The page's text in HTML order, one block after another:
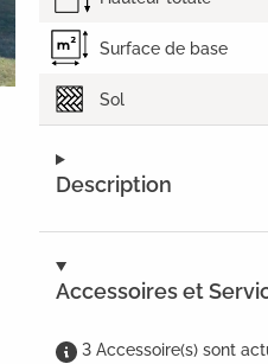
Description
Accessoires et
3 Accessoire(s) sont
Surface de base
Sol